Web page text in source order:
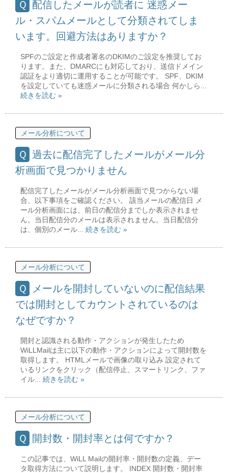
配信したメールが読者に 迷惑メー
ル・スパムメールとして分類されてしま
います。回避方法はありますか？
SPFのご設定と作成者署名のDKIMのご設定を推奨してお
ります。また、DMARCにも対応しており、送信ドメイン
認証をより適切に運用することが可能です。 SPF、DKIM
を設定していても迷惑メールに分類される場合 何かしら...
続きを読む »
メール分析について
過去に配信完了したメールがメール分
析画面で見つかりません
配信完了したメールがメール分析画面で見つからない場
合、以下事項をご確認ください。 該当メールの配信日 メ
ール分析画面には、前日の配信分までしか表示されませ
ん。当日配信分のメールは表示されません。当日配信分
は、個別のメール... 続きを読む »
メール分析について
メールを開封していないのに配信結果
では開封としてカウントされているのは
なぜですか？
開封と認識される動作・アクションが発生したため
WiLLMailは主に以下の動作・アクションによって開封数を
取得します。 HTMLメールで画像の取り込み 設定されて
いるリンクをクリック（配信停止、スマートリンク、ファ
イル... 続きを読む »
メール分析について
開封数・開封率とは何ですか？
この記事では、WiLL Mailの開封率・開封数の定義、デー
タ取得方法について説明します。 INDEX 開封数・開封率